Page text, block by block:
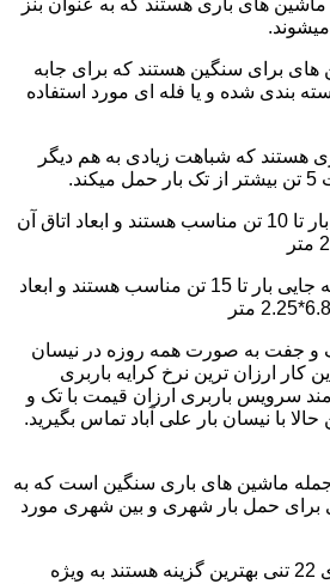
های باری هستند که به عنوان بنز
برای سنگین هستند که برای جابه
بندی شده و یا فله ای مورد استفاده
هستند که شباهت زیادی به هم دیگر
6 چرخ ها برای جابه جایی بار تا 10 تن مناسب هستند و ابعاد اتاق آن
همان 10 چرخ ها برای جابه جایی بار تا 15 تن مناسب هستند و ابعاد
و جفت به صورت همه روزه در نیسان
کار ارزان ترین نرخ کرایه باربری
سرویس باربری ارزان قیمت با تک و
با نیسان بار علی آباد تماس بگیرید.
18 چرخ از جمله ماشین های باری سنگین است که به
برای حمل بار شهری و بین شهری مورد
تریلی ها باری حمل بار های 22 تنی بهترین گزینه هستند به ویژه